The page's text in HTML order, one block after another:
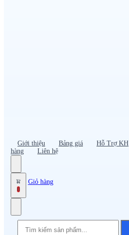
Giới thiệu Bảng giá Hỗ Trợ KH
hàng
Liên hệ
0
Giỏ hàng